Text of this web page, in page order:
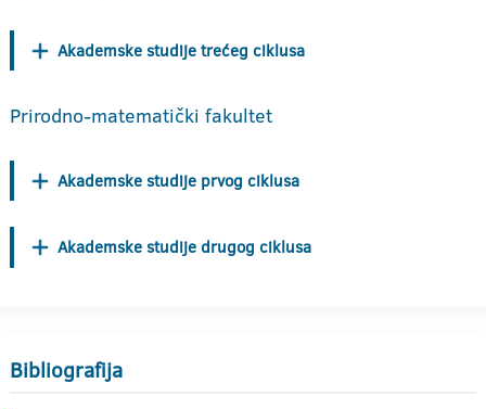
Akademske studije trećeg ciklusa
Prirodno-matematički fakultet
Akademske studije prvog ciklusa
Akademske studije drugog ciklusa
Bibliografija